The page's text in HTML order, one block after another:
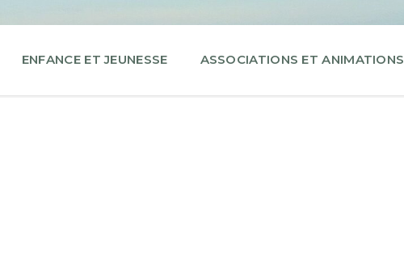
ENFANCE ET JEUNESSE ASSOCIATIONS ET ANIMATIONS